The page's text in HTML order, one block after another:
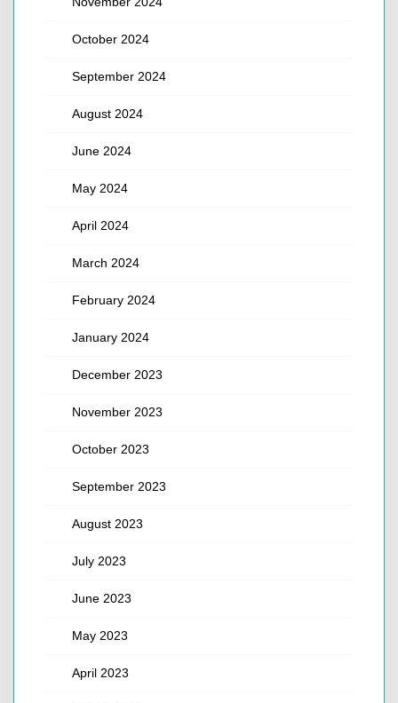
October 2024
September 2024
August 2024
June 2024
May 2024
April 2024
March 2024
February 2024
January 2024
December 2023
November 2023
October 2023
September 2023
August 2023
July 2023
June 2023
May 2023
April 2023